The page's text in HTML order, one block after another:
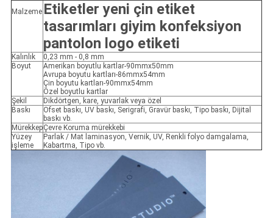
Malzeme Etiketler yeni çin etiket
tasarımları giyim konfeksiyon
pantolon logo etiketi
Kalınlık
0,23 mm - 0,8 mm
Boyut
Amerikan boyutlu kartlar-90mmx50mm
Avrupa boyutu kartları-86mmx54mm
Çin boyutu kartları-90mmx54mm
Özel boyutlu kartlar
Şekil
Dikdörtgen, kare, yuvarlak veya özel
Baskı
Ofset baskı, UV baskı, Serigrafi, Gravür baskı, Tipo baskı, Dijital
baskı vb.
MürekkepÇevre Koruma mürekkebi
Yüzey
işleme
Parlak / Mat laminasyon, Vernik, UV, Renkli folyo damgalama,
Kabartma, Tipo vb.